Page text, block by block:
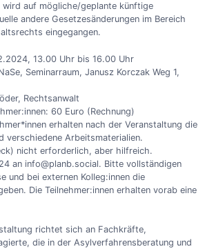
auf mögliche/geplante künftige
andere Gesetzesänderungen im Bereich
eingegangen.
13.00 Uhr bis 16.00 Uhr
Seminarraum, Janusz Korczak Weg 1,
Rechtsanwalt
60 Euro (Rechnung)
erhalten nach der Veranstaltung die
verschiedene Arbeitsmaterialien.
nicht erforderlich, aber hilfreich.
an info@planb.social. Bitte vollständigen
und bei externen Kolleg:innen die
Die Teilnehmer:innen erhalten vorab eine
richtet sich an Fachkräfte,
die in der Asylverfahrensberatung und